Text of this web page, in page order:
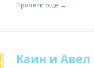
Прочети още →
Каин и Авел